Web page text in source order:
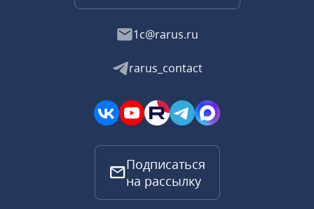
1c@rarus.ru
rarus_contact
Подписаться
на рассылку